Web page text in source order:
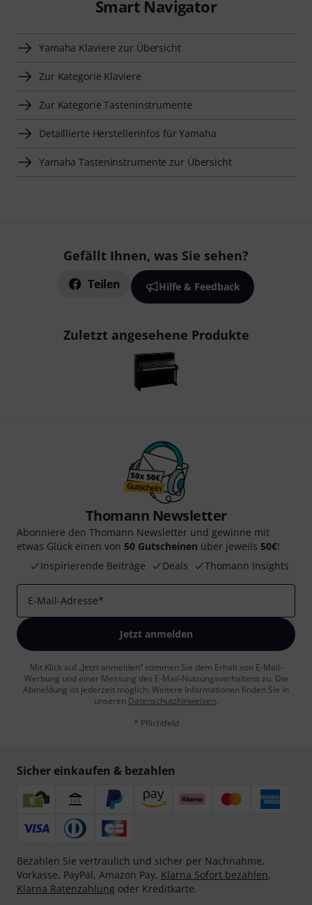
Smart Navigator
Yamaha Klaviere zur Übersicht
Zur Kategorie Klaviere
Zur Kategorie Tasteninstrumente
Detaillierte Herstellerinfos für Yamaha
Yamaha Tasteninstrumente zur Übersicht
Gefällt Ihnen, was Sie sehen?
Teilen Hilfe & Feedback
Zuletzt angesehene Produkte
Thomann Newsletter
Abonniere den Thomann Newsletter und gewinne mit
etwas Glück einen von 50 Gutscheinen über jeweils 50€!
Inspirierende Beiträge
Deals Thomann Insights
E-Mail-Adresse*
Jetzt anmelden
Mit Klick auf „Jetzt anmelden“ stimmen Sie dem Erhalt von E-Mail-
Werbung und einer Messung des E-Mail-Nutzungsverhaltens zu. Die
Abmeldung ist jederzeit möglich. Weitere Informationen finden Sie in
unseren Datenschutzhinweisen.
* Pflichtfeld
Sicher einkaufen & bezahlen
Bezahlen Sie vertraulich und sicher per Nachnahme,
Vorkasse, PayPal, Amazon Pay, Klarna Sofort bezahlen,
Klarna Ratenzahlung oder Kreditkarte.